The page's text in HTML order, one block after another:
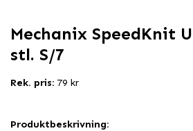
Mechanix SpeedKnit
stl. S/7
Rek. pris: 79 kr
Produktbeskrivning: